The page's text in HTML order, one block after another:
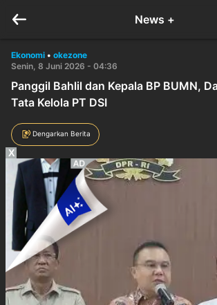
News +
Ekonomi • okezone
Senin, 8 Juni 2026 - 04:36
Panggil Bahlil dan Kepala BP BUMN,
Tata Kelola PT DSI
Dengarkan Berita
X